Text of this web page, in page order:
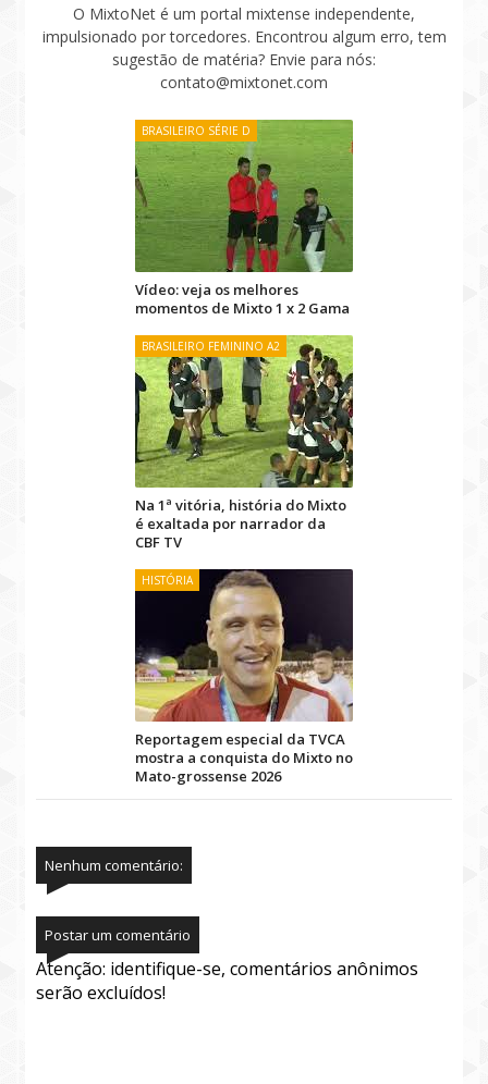
O MixtoNet é um portal mixtense independente,
impulsionado por torcedores. Encontrou algum erro, tem
sugestão de matéria? Envie para nós:
contato@mixtonet.com
BRASILEIRO SÉRIE D
Vídeo: veja os melhores
momentos de Mixto 1 x 2 Gama
BRASILEIRO FEMININO A2
Na 1ª vitória, história do Mixto
é exaltada por narrador da
CBF TV
HISTÓRIA
Reportagem especial da TVCA
mostra a conquista do Mixto no
Mato-grossense 2026
Nenhum comentário:
Postar um comentário
Atenção: identifique-se, comentários anônimos
serão excluídos!